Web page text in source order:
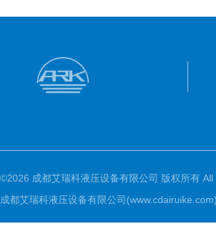
©2026 成都艾瑞科液压设备有限公司 版权所有 All
成都艾瑞科液压设备有限公司